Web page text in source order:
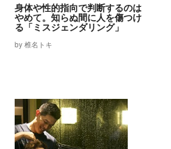
身体や性的指向で判断するのは
やめて。知らぬ間に人を傷つけ
る「ミスジェンダリング」
by 椎名トキ